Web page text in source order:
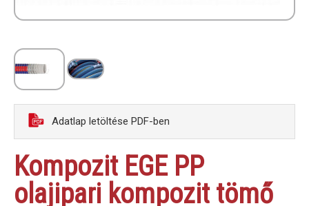
Adatlap letöltése PDF-ben
Kompozit EGE PP
olajipari kompozit tömő